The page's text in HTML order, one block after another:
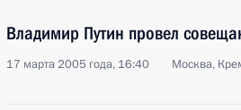
Владимир Путин провел
17 марта 2005 года, 16:40 Москва,